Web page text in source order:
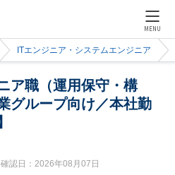
MENU
ITエンジニア・システムエンジニア
ア職（運用保守・構
グループ向け／本社勤
認日：2026年08月07日